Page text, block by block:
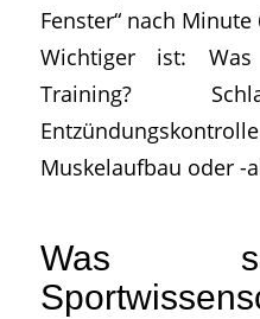
Fenster“ nach
Wichtiger ist:
Training?
Muskelaufbau oder -
Was